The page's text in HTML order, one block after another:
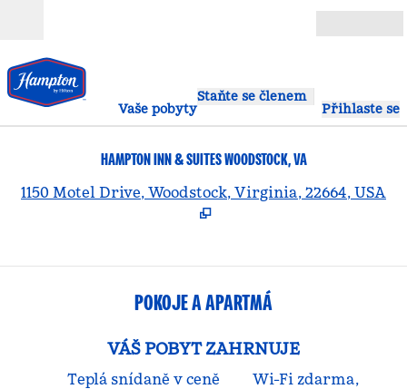
Vaše pobyty
Staňte se členem
Přihlaste se
HAMPTON INN & SUITES WOODSTOCK, VA
1150 Motel Drive, Woodstock, Virginia, 22664, USA
POKOJE A APARTMÁ
VÁŠ POBYT ZAHRNUJE
Teplá snídaně v ceně
Wi-Fi zdarma,